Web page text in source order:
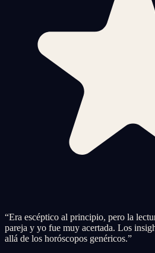
“Era escéptico al principio, pero la
pareja y yo fue muy acertada. Los
allá de los horóscopos genéricos.”